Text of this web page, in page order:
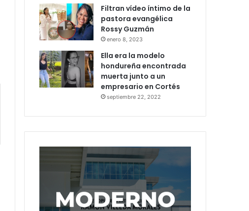
Filtran vídeo íntimo de la
pastora evangélica
Rossy Guzmán
enero 8, 2023
Ella era la modelo
hondureña encontrada
muerta junto a un
empresario en Cortés
septiembre 22, 2022